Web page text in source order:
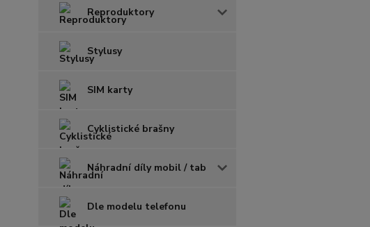
Reproduktory
Stylusy
SIM karty
Cyklistické brašny
Náhradní díly mobil / tab
Dle modelu telefonu